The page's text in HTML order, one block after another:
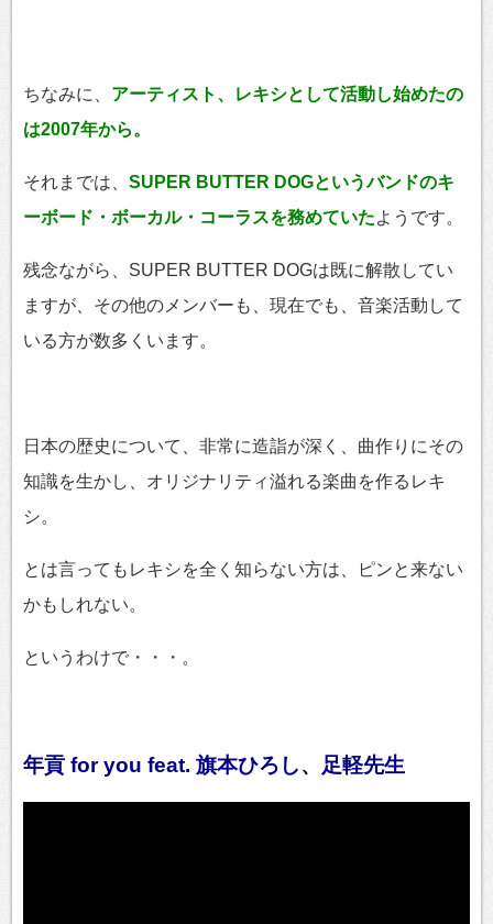
ちなみに、 アーティスト、レキシとして活動し始めたの
は2007年から。
それまでは、 SUPER BUTTER DOGというバンドのキ
ーボード・ボーカル・コーラスを務めていたようです。
残念ながら、SUPER BUTTER DOGは既に解散してい
ますが、その他のメンバーも、現在でも、音楽活動して
いる方が数多くいます。
日本の歴史について、非常に造詣が深く、曲作りにその
知識を生かし、オリジナリティ溢れる楽曲を作るレキ
シ。
とは言ってもレキシを全く知らない方は、ピンと来ない
かもしれない。
というわけで・・・。
年貢 for you feat. 旗本ひろし、足軽先生